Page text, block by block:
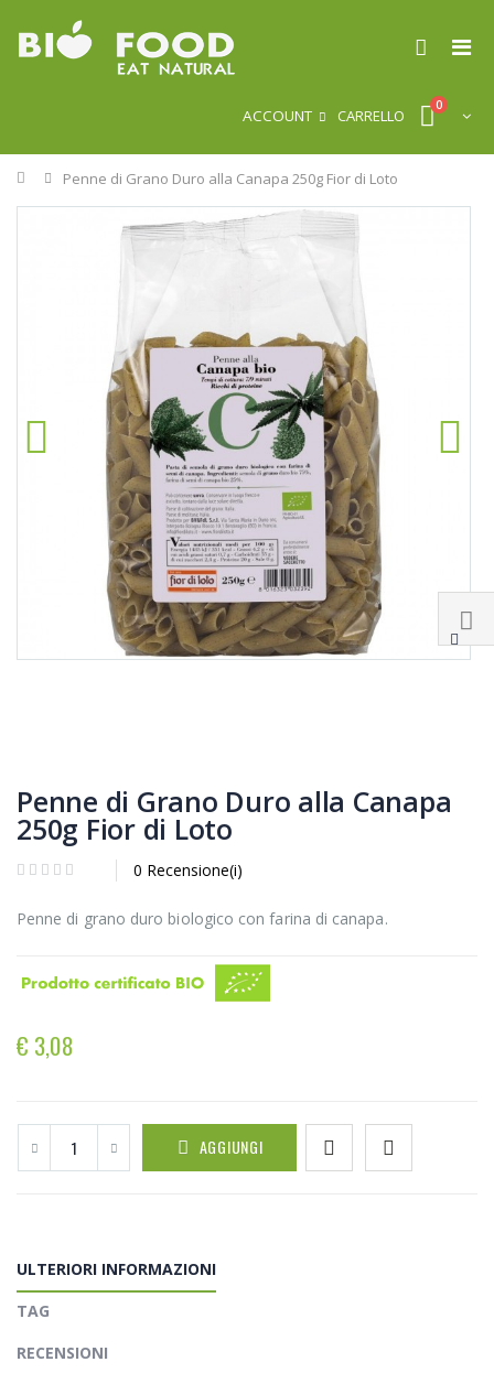
ACCOUNT CARRELLO
0
Home
Penne di Grano Duro alla Canapa 250g Fior di Loto
Penne di Grano Duro alla Canapa
250g Fior di Loto
0 Recensione(i)
Penne di grano duro biologico con farina di canapa.
€ 3,08
AGGIUNGI
ULTERIORI INFORMAZIONI
TAG
RECENSIONI